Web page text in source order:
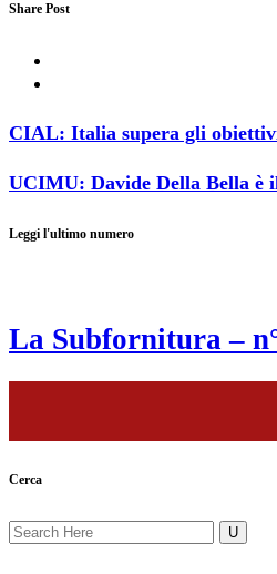
Share Post
CIAL: Italia supera gli
UCIMU: Davide Della Bella è
Leggi l'ultimo numero
La Subfornitura –
Cerca